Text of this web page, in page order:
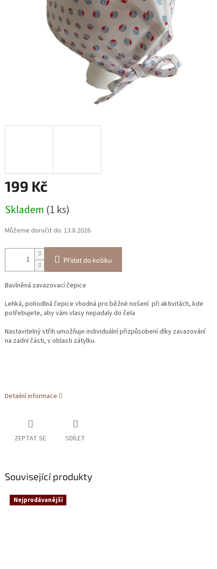
199 Kč
cena:
Skladem (1 ks)
Můžeme doručit do: 13.8.2026
Přidat do košíku
Bavlněná zavazovací čepice
Lehká, pohodlná čepice vhodná pro běžné nošení při aktivitách, kde
potřebujete, aby vám vlasy nepadaly do čela
Nastavitelný střih umožňuje individuální přizpůsobení díky zavazování
na zadní části, v oblasti zátylku.
Detailní informace
ZEPTAT SE SDÍLET
Související produkty
Nejprodávanější